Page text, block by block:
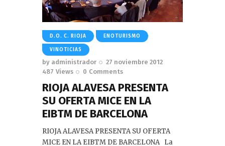
D.O. C. RIOJA ENOTURISMO
VINOTICIAS
by administrador
27 noviembre 2012
487 Views 0 Comments
RIOJA ALAVESA PRESENTA
SU OFERTA MICE EN LA
EIBTM DE BARCELONA
RIOJA ALAVESA PRESENTA SU OFERTA
MICE EN LA EIBTM DE BARCELONA La